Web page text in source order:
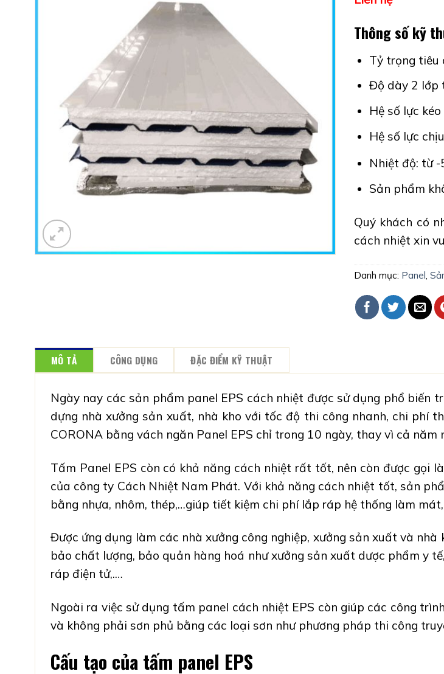
Thông số kỹ
Tỷ trọng
Độ dày 2
Hệ số
Hệ số
Nhiệt độ: từ -
Sản phẩm
Quý khách có
cách nhiệt xin
Danh mục: Panel,
MÔ TẢ CÔNG DỤNG ĐẶC ĐIỂM KỸ THUẬT
Ngày nay các sản phẩm panel EPS cách nhiệt được sử dụng phổ biến
dựng nhà xưởng sản xuất, nhà kho với tốc độ thi công nhanh, chi phí
CORONA bằng vách ngăn Panel EPS chỉ trong 10 ngày, thay vì cả năm
Tấm Panel EPS còn có khả năng cách nhiệt rất tốt, nên còn được gọi là
của công ty Cách Nhiệt Nam Phát. Với khả năng cách nhiệt tốt, sản
bằng nhựa, nhôm, thép,…giúp tiết kiệm chi phí lắp ráp hệ thống làm
Được ứng dụng làm các nhà xưởng công nghiệp, xưởng sản xuất và
bảo chất lượng, bảo quản hàng hoá như xưởng sản xuất dược phẩm y
ráp điện tử,.…
Ngoài ra việc sử dụng tấm panel cách nhiệt EPS còn giúp các công trình
và không phải sơn phủ bằng các loại sơn như phương pháp thi công
Cấu tạo của tấm panel EPS